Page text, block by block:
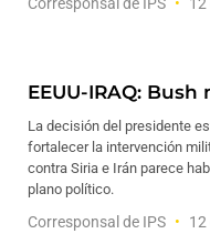
EEUU-IRAQ:
La decisión del presidente
fortalecer la intervención
contra Siria e Irán parece
plano político.
Corresponsal de IPS 12